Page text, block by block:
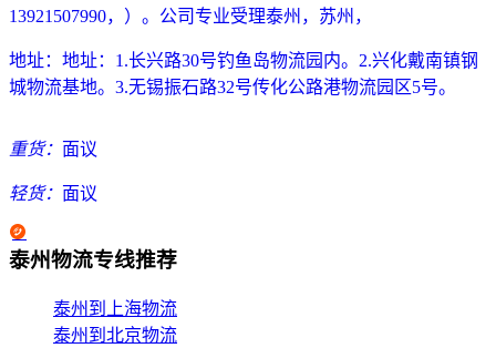
13921507990，）。公司专业受理泰州，苏州，
地址： 地址：1.长兴路30号钓鱼岛物流园内。2.兴化戴南镇钢
城物流基地。3.无锡振石路32号传化公路港物流园区5号。
重货： 面议
轻货： 面议
泰州物流专线推荐
泰州到上海物流
泰州到北京物流